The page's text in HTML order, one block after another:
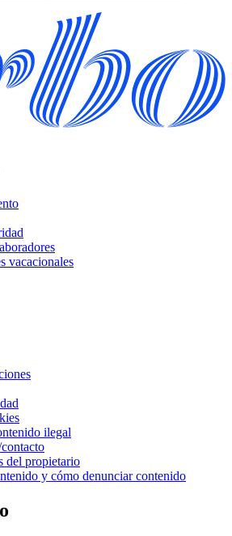
vacacionales
ilegal
del propietario
y cómo denunciar contenido